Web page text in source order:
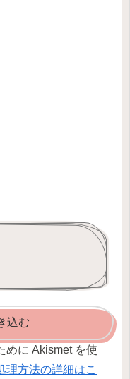
込む
めに Akismet を使
理方法の詳細はこ